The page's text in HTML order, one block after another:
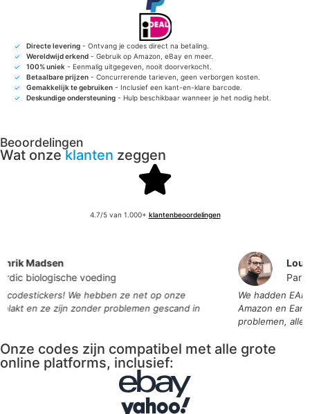
Directe levering- Ontvang je codes direct na betaling.
Wereldwijd erkend- Gebruik op Amazon, eBay en meer.
100% uniek- Eenmalig uitgegeven, nooit doorverkocht.
Betaalbare prijzen- Concurrerende tarieven, geen verborgen kosten.
Gemakkelijk te gebruiken- Inclusief een kant-en-klare barcode.
Deskundige ondersteuning- Hulp beschikbaar wanneer je het nodig hebt.
Beoordelingen
Wat onzeklanten zeggen
4.7/5 van 1.000+ klantenbeoordelingen
We hebben ze net op onze
en ze zijn zonder problemen gescand in
Madsen
biologische voeding
We hadden
Amazon en
problemen, alles
Louis
Paris
Onze codes zijn compatibel met alle grote
online platforms, inclusief: